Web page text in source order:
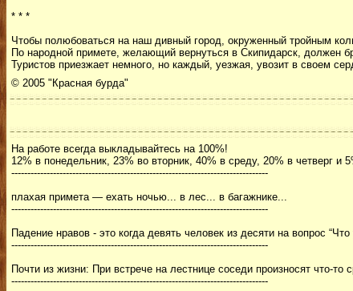
* * *
Чтобы полюбоваться на наш дивный город, окруженный тройным
По народной примете, желающий вернуться в Скипидарск, должен
Туристов приезжает немного, но каждый, уезжая, увозит в своем
© 2005 "Красная бурда"
Hа работе всегда выкладывайтесь на 100%!
12% в понедельник, 23% во вторник, 40% в среду, 20% в четверг и
--------------------------------------------------------------------------------
плахая примета — ехать ночью... в лес... в багажнике...
--------------------------------------------------------------------------------
Падение нравов - это когда девять человек из десяти на вопрос
--------------------------------------------------------------------------------
Почти из жизни: При встрече на лестнице соседи произносят что-
--------------------------------------------------------------------------------